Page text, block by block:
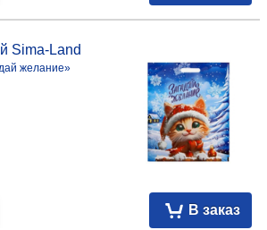
Sima-Land
желание»
В заказ